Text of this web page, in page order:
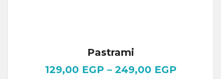
Pastrami
129,00 EGP – 249,00 EGP